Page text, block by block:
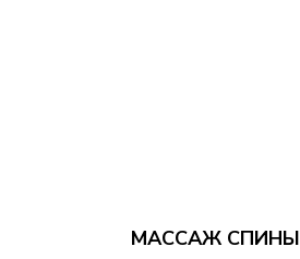
МАССАЖ СПИНЫ